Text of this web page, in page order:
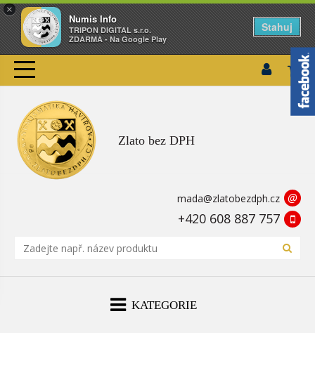
×
Numis Info
TRIPON DIGITAL s.r.o.
ZDARMA - Na Google Play
Stahuj
Zlato bez DPH
mada@zlatobezdph.cz @
+420 608 887 757
KATEGORIE